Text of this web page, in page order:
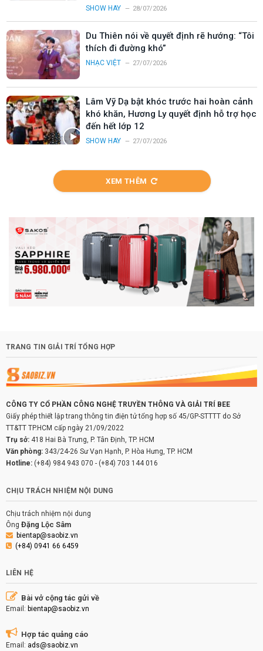
SHOW HAY 28/07/2026
Du Thiên nói về quyết định rẽ hướng: “Tôi
thích đi đường khó”
NHẠC VIỆT 27/07/2026
Lâm Vỹ Dạ bật khóc trước hai hoàn cảnh
khó khăn, Hương Ly quyết định hỗ trợ học
đến hết lớp 12
SHOW HAY 27/07/2026
XEM THÊM
TRANG TIN GIẢI TRÍ TỔNG HỢP
CÔNG TY CỔ PHẦN CÔNG NGHỆ TRUYỀN THÔNG VÀ GIẢI TRÍ BEE
Giấy phép thiết lập trang thông tin điện tử tổng hợp số 45/GP-STTTT do Sở
TT&TT TP.HCM cấp ngày 21/09/2022
Trụ sở: 418 Hai Bà Trưng, P. Tân Định, TP. HCM
Văn phòng: 343/24-26 Sư Vạn Hạnh, P. Hòa Hưng, TP. HCM
Hotline: (+84) 984 943 070 - (+84) 703 144 016
CHỊU TRÁCH NHIỆM NỘI DUNG
Chịu trách nhiệm nội dung
Ông Đặng Lộc Sâm
bientap@saobiz.vn
(+84) 0941 66 6459
LIÊN HỆ
Bài vở cộng tác gửi về
Email: bientap@saobiz.vn
Hợp tác quảng cáo
Email: ads@saobiz.vn